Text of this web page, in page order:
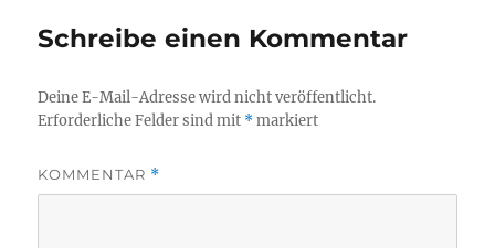
Schreibe einen Kommentar
Deine E-Mail-Adresse wird nicht veröffentlicht.
Erforderliche Felder sind mit *markiert
KOMMENTAR *